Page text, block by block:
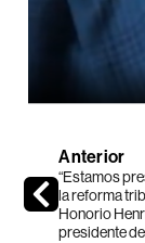
Anterior
“Estamos
la reforma
Honorio
presidente